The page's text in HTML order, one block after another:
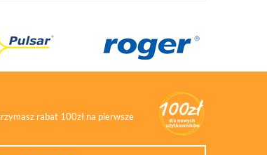
rabat 100zł na pierwsze